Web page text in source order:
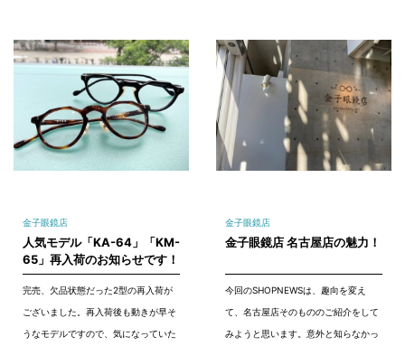
金子眼鏡店
人気モデル「KA-64」「KM-
65」再入荷のお知らせです！
完売、欠品状態だった2型の再入荷が
ございました。再入荷後も動きが早そ
うなモデルですので、気になっていた
金子眼鏡店
金子眼鏡店 名古屋店の魅力！
今回のSHOPNEWSは、趣向を変え
て、名古屋店そのもののご紹介をして
みようと思います。意外と知らなかっ